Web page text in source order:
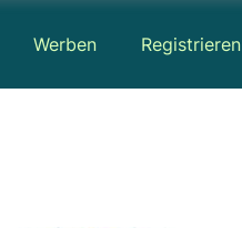
Werben Registrieren